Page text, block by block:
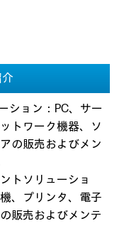
ション：PC、サー
トワーク機器、ソ
の販売およびメン
トソリューショ
、プリンタ、電子
販売およびメンテ